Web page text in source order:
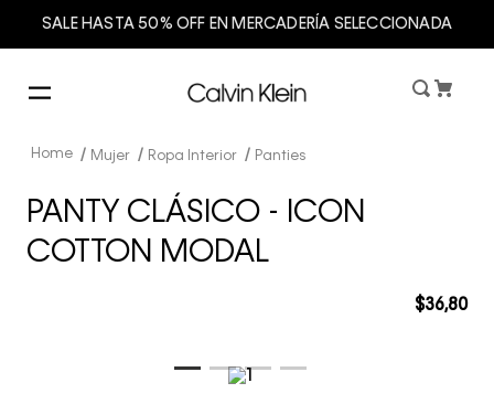
SALE HASTA 50% OFF EN MERCADERÍA SELECCIONADA
Mujer Ropa Interior Panties
PANTY CLÁSICO - ICON
COTTON MODAL
$36,80